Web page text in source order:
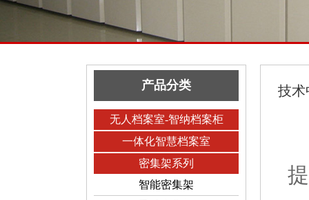
产品分类
无人档案室-智纳档案柜
一体化智慧档案室
密集架系列
智能密集架
技术